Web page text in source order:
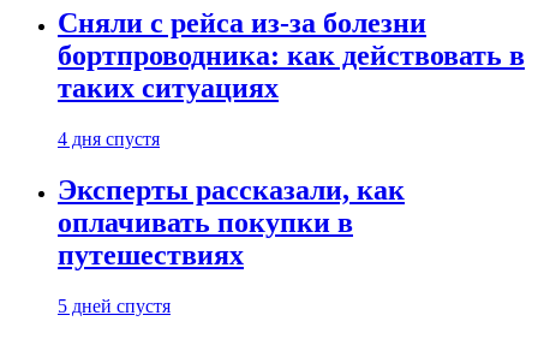
Сняли с рейса из-за болезни
бортпроводника: как действовать в
таких ситуациях
4 дня спустя
Эксперты рассказали, как
оплачивать покупки в
путешествиях
5 дней спустя